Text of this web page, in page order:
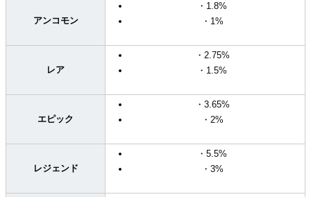
アンコモン
・1.8%
・1%
レア
・2.75%
・1.5%
エピック
・3.65%
・2%
レジェンド
・5.5%
・3%